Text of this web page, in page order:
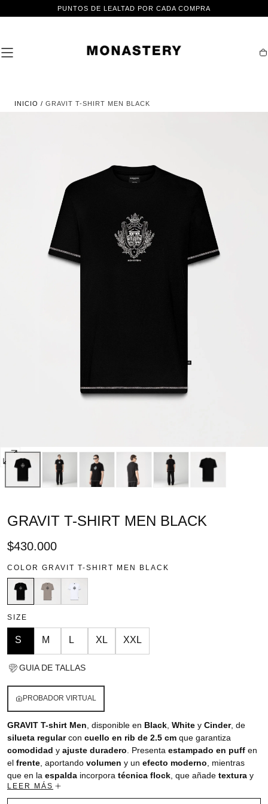
CONTENIDO
PUNTOS DE LEALTAD POR CADA COMPRA
Abrir
multimedia
modal
INICIO / GRAVIT T-SHIRT MEN BLACK
GRAVIT T-SHIRT MEN BLACK
Precio
regular
$430.000
COLOR GRAVIT T-SHIRT MEN BLACK
SIZE
S M L XL XXL
GUIA DE TALLAS
PROBADOR VIRTUAL
GRAVIT T-shirt Men , disponible en Black White y Cinder, de
silueta regularcon cuello en rib de 2.5 cm que garantiza
comodidad y ajuste duradero . Presenta estampado en puff en
el frente , aportando volumen y un efecto moderno , mientras
que en la espalda incorpora técnica flock , que añade textura y
unacabado distintivo
personalidad.
LEER MÁS